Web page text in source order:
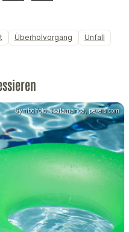
Überholvorgang Unfall
Symbolfoto: Jsalamanca, pexels.com